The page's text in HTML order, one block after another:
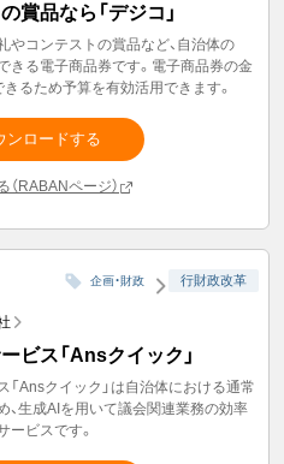
賞品なら「デジコ」
やコンテストの賞品など、自治体の
きる電子商品券です。電子商品券の金
るため予算を有効活用できます。
ンロードする
RABANページ）
企画・財政 行財政改革
ビス「Ansクイック」
「Ansクイック」は自治体における通常
、生成AIを用いて議会関連業務の効率
ービスです。